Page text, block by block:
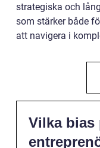
strategiska och
som stärker både
att navigera i
Vilka bias